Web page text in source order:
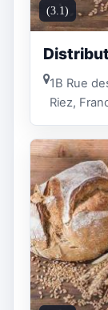
(3.1)
1B Rue
Riez,